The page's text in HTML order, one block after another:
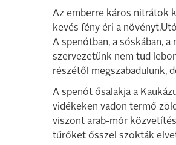
Az emberre káros nitrátok
kevés fény éri a
A spenótban, a sóskában, a
szervezetünk nem tud
részétől megszabadulunk,
A spenót ősalakja a
vidékeken vadon termő
viszont arab-mór
tűrőket ősszel szokták